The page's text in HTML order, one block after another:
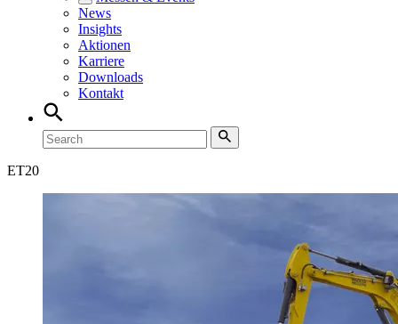
News
Insights
Aktionen
Karriere
Downloads
Kontakt
ET20